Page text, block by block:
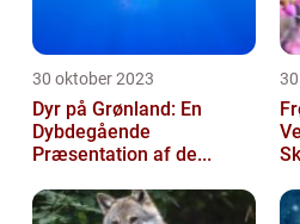
30 oktober 2023
Dyr på Grønland: En
Dybdegående
Præsentation af de...